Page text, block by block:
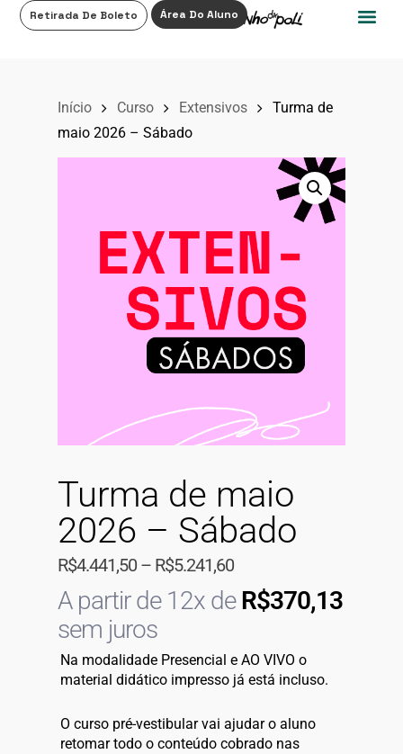
Retirada De Boleto Área Do Aluno
Início Curso Extensivos
Turma de
maio 2026 – Sábado
Turma de maio
2026 – Sábado
R$4.441,50 – R$5.241,60
A partir de 12x deR$370,13
sem juros
Na modalidade Presencial e AO VIVO o
material didático impresso já está incluso.
O curso pré-vestibular vai ajudar o aluno
retomar todo o conteúdo cobrado nas